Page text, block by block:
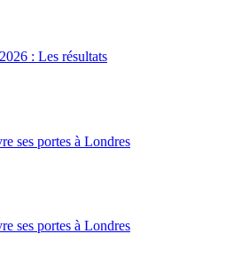
: Les résultats
ses portes à Londres
ses portes à Londres